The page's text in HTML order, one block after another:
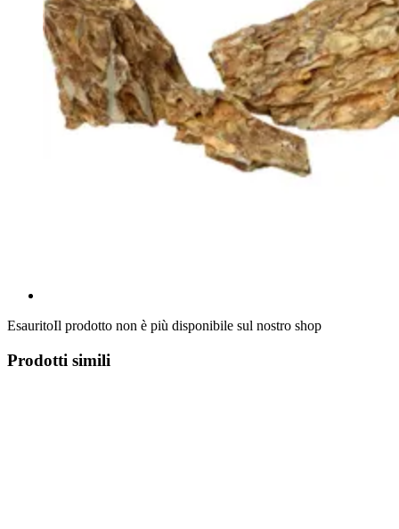
EsauritoIl prodotto non è più disponibile sul nostro shop
Prodotti simili